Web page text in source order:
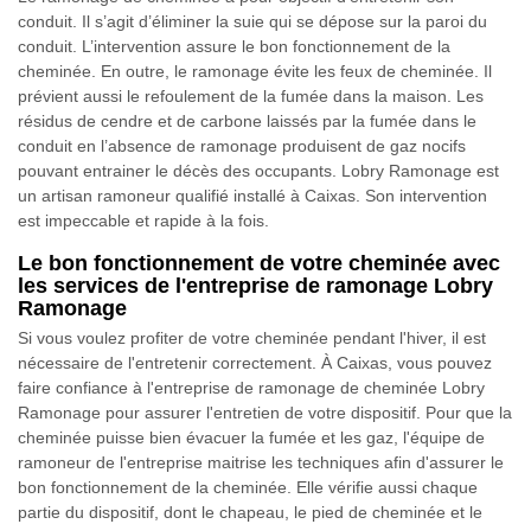
conduit. Il s’agit d’éliminer la suie qui se dépose sur la paroi du
conduit. L’intervention assure le bon fonctionnement de la
cheminée. En outre, le ramonage évite les feux de cheminée. Il
prévient aussi le refoulement de la fumée dans la maison. Les
résidus de cendre et de carbone laissés par la fumée dans le
conduit en l’absence de ramonage produisent de gaz nocifs
pouvant entrainer le décès des occupants. Lobry Ramonage est
un artisan ramoneur qualifié installé à Caixas. Son intervention
est impeccable et rapide à la fois.
Le bon fonctionnement de votre cheminée avec
les services de l'entreprise de ramonage Lobry
Ramonage
Si vous voulez profiter de votre cheminée pendant l'hiver, il est
nécessaire de l'entretenir correctement. À Caixas, vous pouvez
faire confiance à l'entreprise de ramonage de cheminée Lobry
Ramonage pour assurer l'entretien de votre dispositif. Pour que la
cheminée puisse bien évacuer la fumée et les gaz, l'équipe de
ramoneur de l'entreprise maitrise les techniques afin d'assurer le
bon fonctionnement de la cheminée. Elle vérifie aussi chaque
partie du dispositif, dont le chapeau, le pied de cheminée et le